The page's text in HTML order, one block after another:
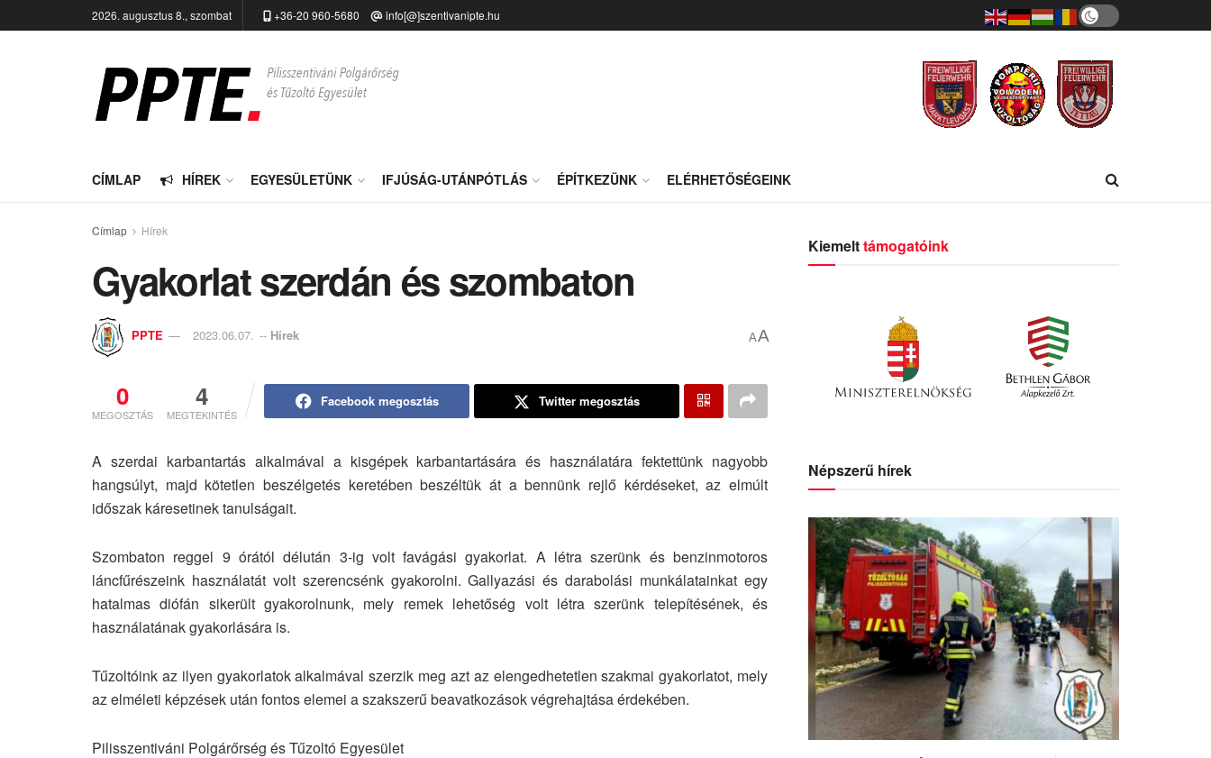
2026. augusztus 8., szombat +36-20 960-5680 info[@]szentivanipte.hu
CÍMLAP HÍREK EGYESÜLETÜNK IFJÚSÁG-UTÁNPÓTLÁS ÉPÍTKEZÜNK ELÉRHETŐSÉGEINK
Címlap Hírek
Gyakorlat szerdán és szombaton
PPTE 2023.06.07. -- Hírek AA
0
MEGOSZTÁS
4
MEGTEKINTÉS
Facebook megosztás Twitter megosztás
A szerdai karbantartás alkalmával a kisgépek karbantartására és használatára fektettünk nagyobb
hangsúlyt, majd kötetlen beszélgetés keretében beszéltük át a bennünk rejlő kérdéseket, az elmúlt
időszak káresetinek tanulságait.
Szombaton reggel 9 órától délután 3-ig volt favágási gyakorlat. A létra szerünk és benzinmotoros
láncfűrészeink használatát volt szerencsénk gyakorolni. Gallyazási és darabolási munkálatainkat egy
hatalmas diófán sikerült gyakorolnunk, mely remek lehetőség volt létra szerünk telepítésének, és
használatának gyakorlására is.
Tűzoltóink az ilyen gyakorlatok alkalmával szerzik meg azt az elengedhetetlen szakmai gyakorlatot, mely
az elméleti képzések után fontos elemei a szakszerű beavatkozások végrehajtása érdekében.
Pilisszentiváni Polgárőrség és Tűzoltó Egyesület
Kiemelttámogatóink
Népszerű hírek